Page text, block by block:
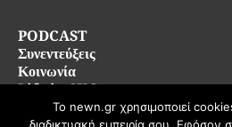
PODCAST
Συνεντεύξεις
Κοινωνία
Life in SKG
Το newn.gr χρησιμοποιεί